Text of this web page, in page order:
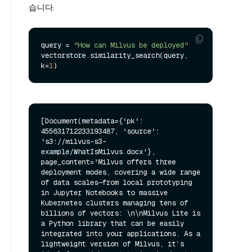
습니다.
query =
"How can Milvus be deployed"
vectorstore.similarity_search(query,
k=1
[Document(metadata={'pk':
455631712233193487, 'source':
's3://milvus-s3-
example/WhatIsMilvus.docx'},
page_content='Milvus offers three
deployment modes, covering a wide range
of data scales—from local prototyping
in Jupyter Notebooks to massive
Kubernetes clusters managing tens of
billions of vectors: \n\nMilvus Lite is
a Python library that can be easily
integrated into your applications. As a
lightweight version of Milvus, it’s